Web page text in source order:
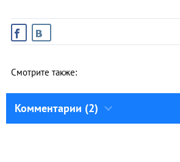
Смотрите также:
Комментарии (2)